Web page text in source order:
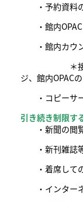
・予約資料の
・館内OPAC
・館内カウン
＊接触をさ
ジ、館内OPAC
・コピーサ
引き続き制限す
・新聞
・新刊雑誌等
・着席しての
・インター